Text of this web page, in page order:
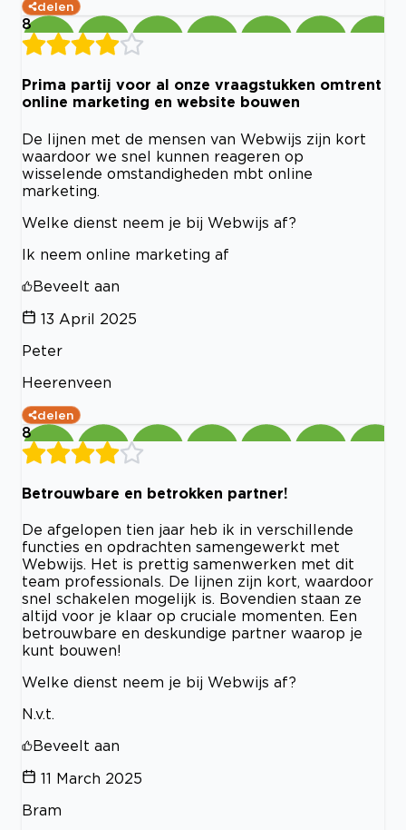
delen
8
Prima partij voor al onze vraagstukken omtrent
online marketing en website bouwen
De lijnen met de mensen van Webwijs zijn kort
waardoor we snel kunnen reageren op
wisselende omstandigheden mbt online
marketing.
Welke dienst neem je bij Webwijs af?
Ik neem online marketing af
Beveelt aan
13 April 2025
Peter
Heerenveen
delen
8
Betrouwbare en betrokken partner!
De afgelopen tien jaar heb ik in verschillende
functies en opdrachten samengewerkt met
Webwijs. Het is prettig samenwerken met dit
team professionals. De lijnen zijn kort, waardoor
snel schakelen mogelijk is. Bovendien staan ze
altijd voor je klaar op cruciale momenten. Een
betrouwbare en deskundige partner waarop je
kunt bouwen!
Welke dienst neem je bij Webwijs af?
N.v.t.
Beveelt aan
11 March 2025
Bram